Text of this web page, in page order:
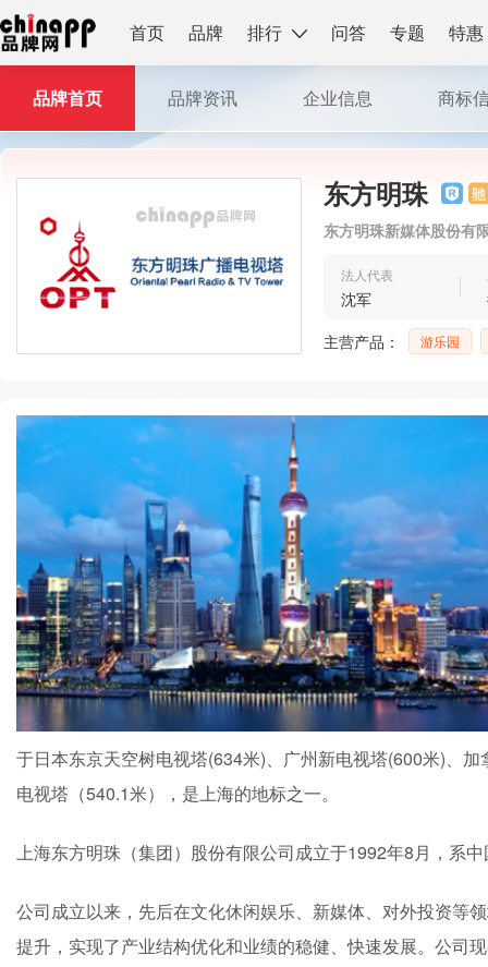
首页 品牌 排行 问答 专题 特惠
东方明珠
东方明珠新媒体股份有
法人代表
沈军
主营产品：
游乐园
品牌首页 品牌资讯 企业信息 商标
于日本东京天空树电视塔(634米)、广州新电视塔(600米)、
电视塔（540.1米），是上海的地标之一。
上海东方明珠（集团）股份有限公司成立于1992年8月，系
公司成立以来，先后在文化休闲娱乐、新媒体、对外投资等
提升，实现了产业结构优化和业绩的稳健、快速发展。公司